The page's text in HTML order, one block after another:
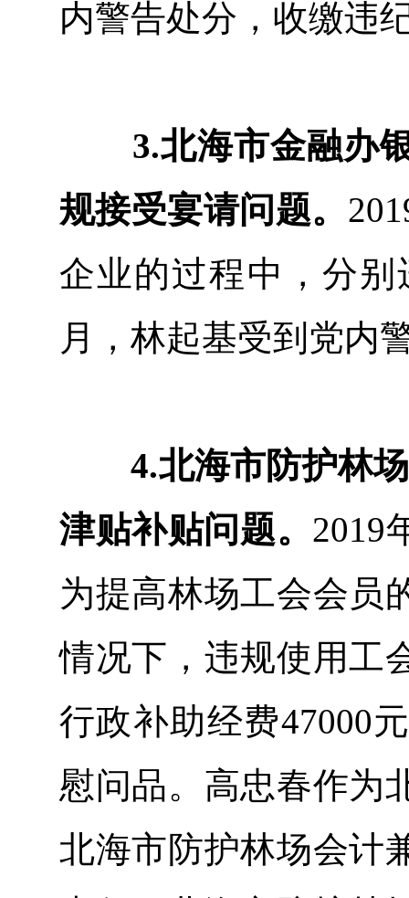
内警告处分，收缴违
3.北海市金融办
规接受宴请问题。
企业的过程中，分
月，林起基受到党内
4.北海市防护林
津贴补贴问题。 2019
为提高林场工会会员
情况下，违规使用工
行政补助经费47000
慰问品。高忠春作为
北海市防护林场会计